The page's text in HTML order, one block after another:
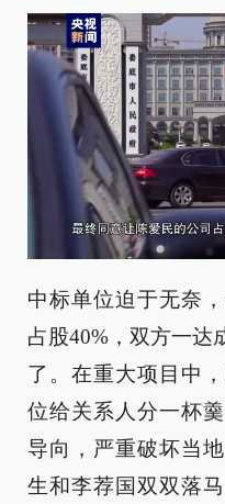
中标单位迫于无奈
占股40%，双方一达
了。在重大项目中
位给关系人分一杯
导向，严重破坏当
生和李荐国双双落